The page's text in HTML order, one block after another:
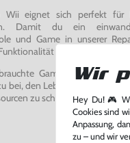
eignet sich perfekt für
Damit du ein
und Game in unserer
getestet, gereinigt
Games und
bei, den Lebenszyklus von
zu schonen und Abfall
Wir
Hey Du! 🎮
Cookies sind
Anpassung,
zu – und wir